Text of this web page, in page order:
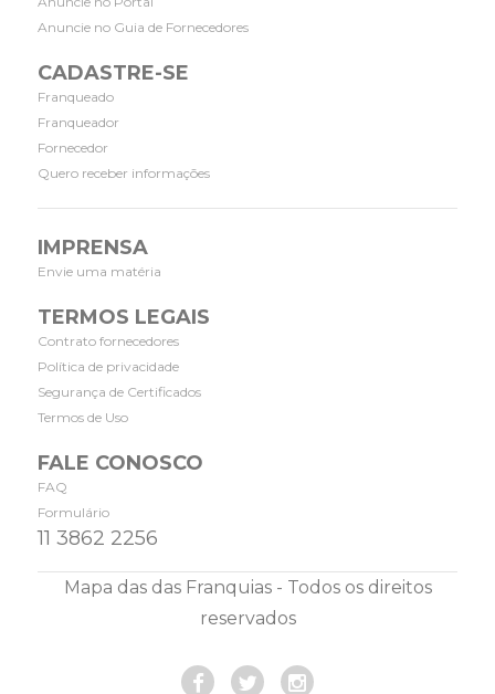
Anuncie no Guia de Fornecedores
CADASTRE-SE
Franqueado
Franqueador
Fornecedor
Quero receber informações
IMPRENSA
Envie uma matéria
TERMOS LEGAIS
Contrato fornecedores
Política de privacidade
Segurança de Certificados
Termos de Uso
FALE CONOSCO
FAQ
Formulário
11 3862 2256
Mapa das das Franquias - Todos os direitos
reservados